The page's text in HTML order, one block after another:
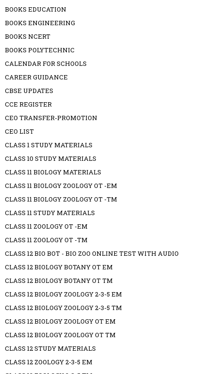
BOOKS EDUCATION
BOOKS ENGINEERING
BOOKS NCERT
BOOKS POLYTECHNIC
CALENDAR FOR SCHOOLS
CAREER GUIDANCE
CBSE UPDATES
CCE REGISTER
CEO TRANSFER-PROMOTION
CEO LIST
CLASS 1 STUDY MATERIALS
CLASS 10 STUDY MATERIALS
CLASS 11 BIOLOGY MATERIALS
CLASS 11 BIOLOGY ZOOLOGY OT -EM
CLASS 11 BIOLOGY ZOOLOGY OT -TM
CLASS 11 STUDY MATERIALS
CLASS 11 ZOOLOGY OT -EM
CLASS 11 ZOOLOGY OT -TM
CLASS 12 BIO BOT - BIO ZOO ONLINE TEST WITH AUDIO
CLASS 12 BIOLOGY BOTANY OT EM
CLASS 12 BIOLOGY BOTANY OT TM
CLASS 12 BIOLOGY ZOOLOGY 2-3-5 EM
CLASS 12 BIOLOGY ZOOLOGY 2-3-5 TM
CLASS 12 BIOLOGY ZOOLOGY OT EM
CLASS 12 BIOLOGY ZOOLOGY OT TM
CLASS 12 STUDY MATERIALS
CLASS 12 ZOOLOGY 2-3-5 EM